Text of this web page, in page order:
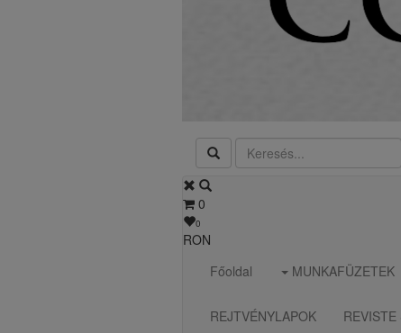
0
0
RON
Főoldal
MUNKAFÜZETEK
REJTVÉNYLAPOK